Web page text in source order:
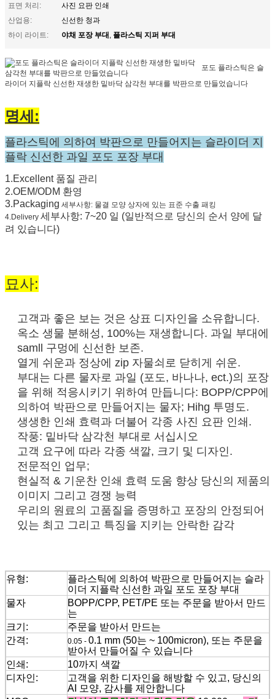
표면 처리:
사진 요판 인쇄
산업용:
신선한 청과
하이 라이트:
야채 포장 부대, 플라스틱 지퍼 부대
포도 플라스틱은 슬
라이더 지플락 신선한 재생한 밑바닥 삼각천 부대를 박판으로 만들었습니다
명세:
플라스틱에 의하여 박판으로 만들어지는 슬라이더 지
플락 신선한 과일 포도 포장 부대
1.Excellent 품질 관리
2.OEM/ODM 환영
3.Packaging 세부사항: 물결 모양 상자에 있는 표준 수출 패킹
4.Delivery 세부사항: 7~20 일 (일반적으로 당신의 순서 양에 달
려 있습니다)
묘사:
고객과 좋은 보는 것은 상표 디자인을 소유합니다.
옥소 생물 분해성, 100%는 재생합니다. 과일 부대에
samll 구멍에 신선한 보존.
열게 쉬운과 정상에 zip 자물쇠로 닫히게 쉬운.
부대는 다른 물자로 과일 (포도, 바나나, ect.)의 포장
을 위해 적응시키기 위하여 만듭니다: BOPP/CPP에
의하여 박판으로 만들어지는 물자; Hihg 투명도.
생생한 인쇄 효력과 더불어 각종 사진 요판 인쇄.
작풍: 밑바닥 삼각천 부대로 서십시오
고객 요구에 따라 각종 색깔, 크기 및 디자인.
전문적인 업무;
현실적 & 기운찬 인쇄 효력 도움 향상 당신의 제품의
이미지 그리고 경쟁 능력
우리의 원료의 고품질을 증명하고 포장의 안정되어
있는 최고 그리고 특징을 지키는 안락한 감각
유형:
플라스틱에 의하여 박판으로 만들어지는 슬라
이더 지플락 신선한 과일 포도 포장 부대
물자
BOPP/CPP, PET/PE 또는 주문을 받아서 만드
는
크기:
주문을 받아서 만드는
간격:
0.05 - 0.1 mm (50는 ~ 100micron), 또는 주문을
받아서 만들어질 수 있습니다
인쇄:
10까지 색깔
디자인:
고객을 위한 디자인을 해방할 수 있고, 당신의
AI 모양, 감사를 제안합니다